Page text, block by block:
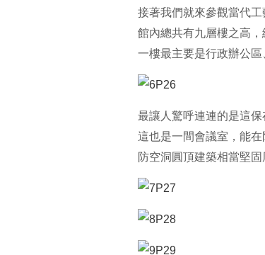
接著我們就來參觀當代
館內總共有九層樓之高
一樓最主要是行政辦公
最讓人驚呼連連的是這
這也是一間會議室，能
防空洞圓頂建築相當堅